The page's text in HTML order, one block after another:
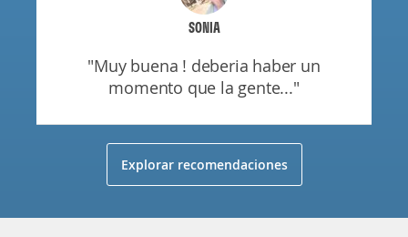
SONIA
"muy buena ! deberia haber un
momento que la gente..."
Explorar recomendaciones